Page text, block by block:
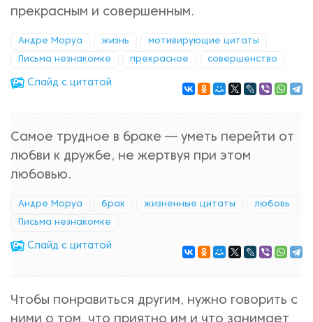
прекрасным и совершенным.
Андре Моруа жизнь мотивирующие цитаты
Письма незнакомке прекрасное совершенство
Cлайд с цитатой
Самое трудное в браке — уметь перейти от
любви к дружбе, не жертвуя при этом
любовью.
Андре Моруа брак жизненные цитаты любовь
Письма незнакомке
Cлайд с цитатой
Чтобы понравиться другим, нужно говорить с
ними о том, что приятно им и что занимает